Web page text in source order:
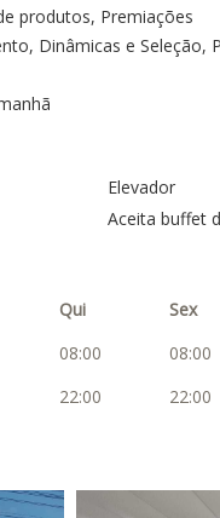
produtos, Premiações
Dinâmicas e Seleção,
Elevador
Aceita buffet
Qui Sex
08:00 08:00
22:00 22:00